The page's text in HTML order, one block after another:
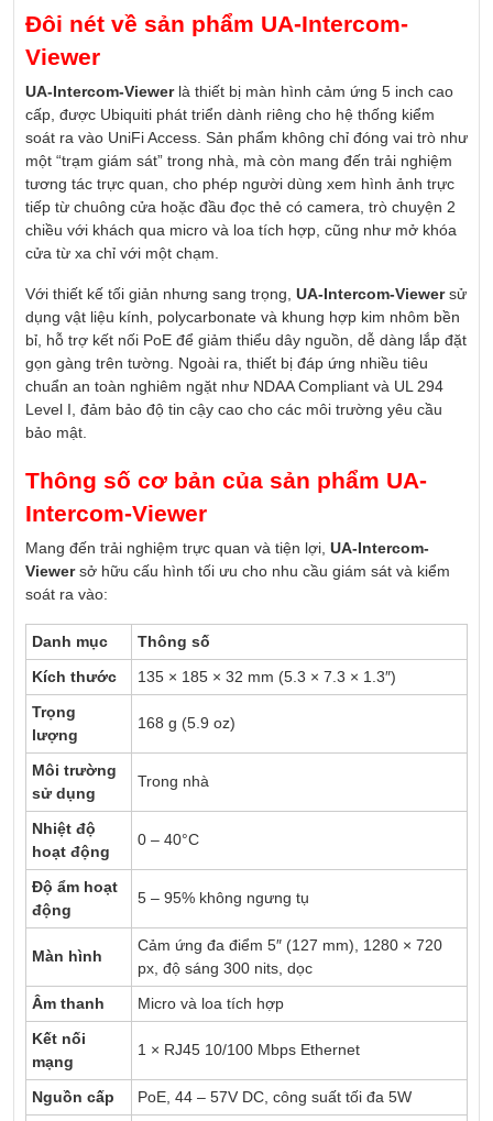
Đôi nét về sản phẩm UA-Intercom-
Viewer
UA-Intercom-Viewerlà thiết bị màn hình cảm ứng 5 inch cao
cấp, được Ubiquiti phát triển dành riêng cho hệ thống kiểm
soát ra vào UniFi Access. Sản phẩm không chỉ đóng vai trò như
một “trạm giám sát” trong nhà, mà còn mang đến trải nghiệm
tương tác trực quan, cho phép người dùng xem hình ảnh trực
tiếp từ chuông cửa hoặc đầu đọc thẻ có camera, trò chuyện 2
chiều với khách qua micro và loa tích hợp, cũng như mở khóa
cửa từ xa chỉ với một chạm.
Với thiết kế tối giản nhưng sang trọng, UA-Intercom-Viewersử
dụng vật liệu kính, polycarbonate và khung hợp kim nhôm bền
bỉ, hỗ trợ kết nối PoE để giảm thiểu dây nguồn, dễ dàng lắp đặt
gọn gàng trên tường. Ngoài ra, thiết bị đáp ứng nhiều tiêu
chuẩn an toàn nghiêm ngặt như NDAA Compliant và UL 294
Level I, đảm bảo độ tin cậy cao cho các môi trường yêu cầu
bảo mật.
Thông số cơ bản của sản phẩm UA-
Intercom-Viewer
Mang đến trải nghiệm trực quan và tiện lợi, UA-Intercom-
Viewersở hữu cấu hình tối ưu cho nhu cầu giám sát và kiểm
soát ra vào:
Danh mục
Thông số
Kích thước
135 × 185 × 32 mm (5.3 × 7.3 × 1.3″)
Trọng
lượng
168 g (5.9 oz)
Môi trường
sử dụng
Trong nhà
Nhiệt độ
hoạt động
0 – 40°C
Độ ẩm hoạt
động
5 – 95% không ngưng tụ
Màn hình
Cảm ứng đa điểm 5″ (127 mm), 1280 × 720
px, độ sáng 300 nits, dọc
Âm thanh
Micro và loa tích hợp
Kết nối
mạng
1 × RJ45 10/100 Mbps Ethernet
Nguồn cấp
PoE, 44 – 57V DC, công suất tối đa 5W